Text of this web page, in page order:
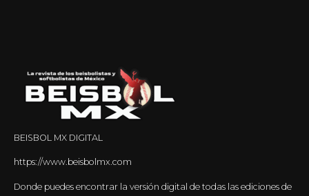
BEISBOL MX DIGITAL
https://www.beisbolmx.com
Donde puedes encontrar la versión digital de todas las ediciones de